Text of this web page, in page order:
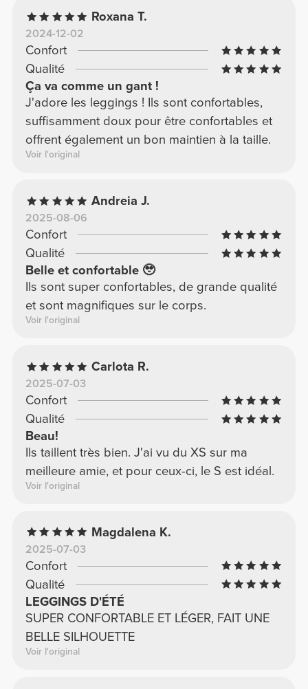
Roxana T.
2024-12-02
Confort
Qualité
Ça va comme un gant !
J'adore les leggings ! Ils sont confortables,
suffisamment doux pour être confortables et
offrent également un bon maintien à la taille.
Voir l'original
Andreia J.
2025-08-06
Confort
Qualité
Belle et confortable 🥹
Ils sont super confortables, de grande qualité
et sont magnifiques sur le corps.
Voir l'original
Carlota R.
2025-07-03
Confort
Qualité
Beau!
Ils taillent très bien. J'ai vu du XS sur ma
meilleure amie, et pour ceux-ci, le S est idéal.
Voir l'original
Magdalena K.
2025-07-03
Confort
Qualité
LEGGINGS D'ÉTÉ
SUPER CONFORTABLE ET LÉGER, FAIT UNE
BELLE SILHOUETTE
Voir l'original